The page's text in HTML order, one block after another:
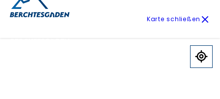
Karte schließen